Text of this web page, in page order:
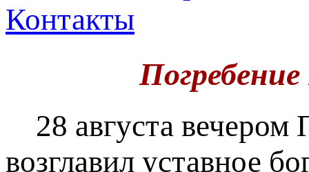
Контакты
28 августа
возглавил уставное